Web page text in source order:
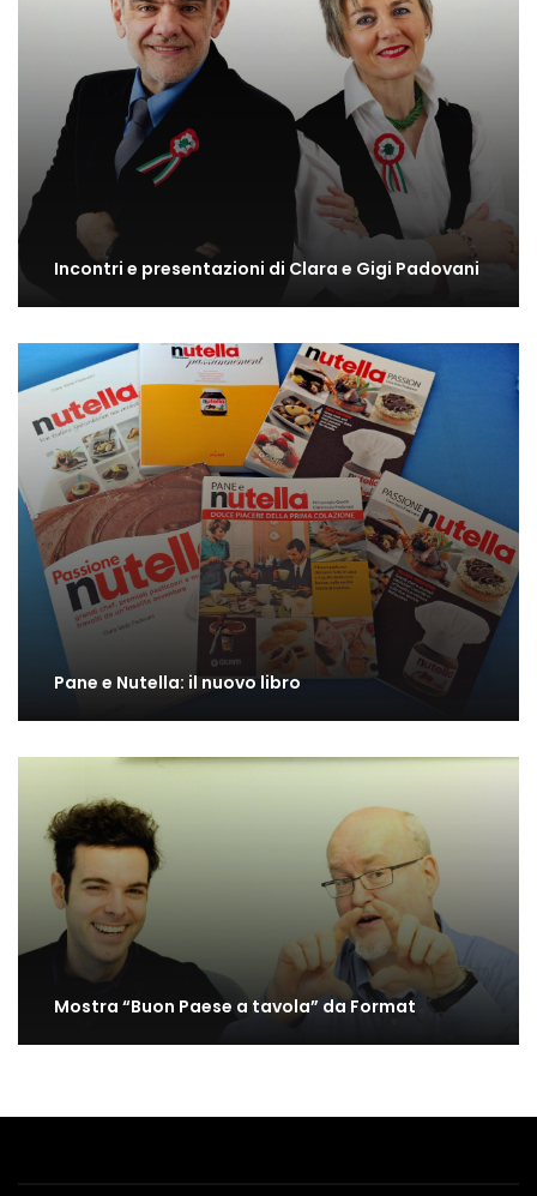
Incontri e presentazioni di Clara e Gigi Padovani
Pane e Nutella: il nuovo libro
Mostra “Buon Paese a tavola” da Format